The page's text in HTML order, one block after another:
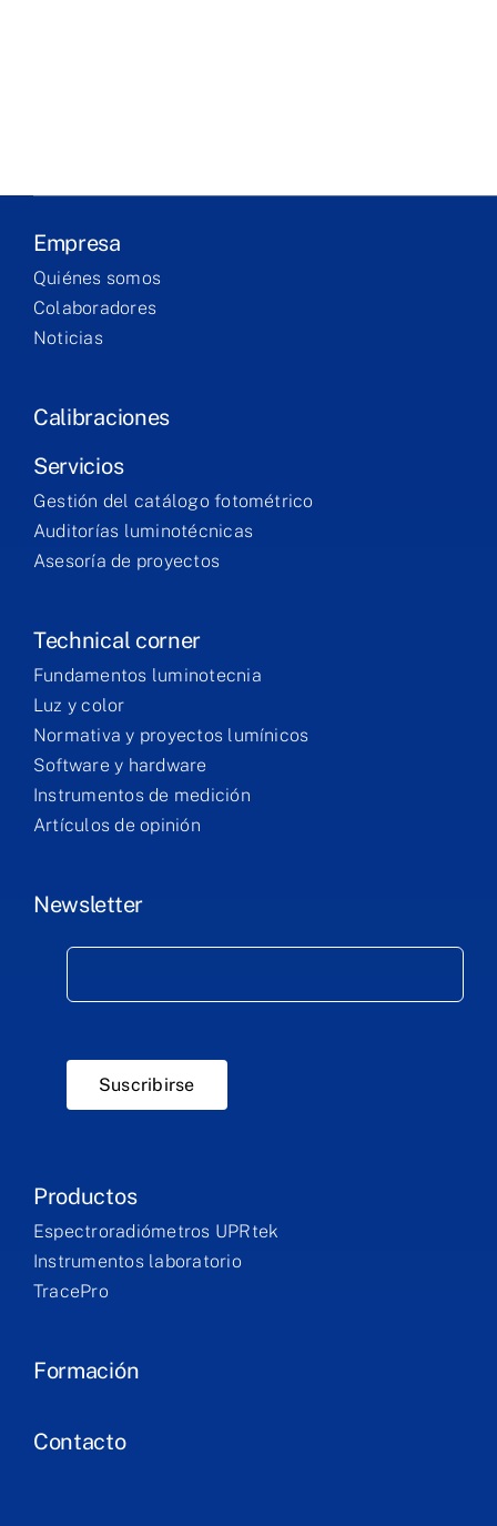
Empresa
Quiénes somos
Colaboradores
Noticias
Calibraciones
Servicios
Gestión del catálogo fotométrico
Auditorías luminotécnicas
Asesoría de proyectos
Technical corner
Fundamentos luminotecnia
Luz y color
Normativa y proyectos lumínicos
Software y hardware
Instrumentos de medición
Artículos de opinión
Newsletter
Suscribirse
Productos
Espectroradiómetros UPRtek
Instrumentos laboratorio
TracePro
Formación
Contacto